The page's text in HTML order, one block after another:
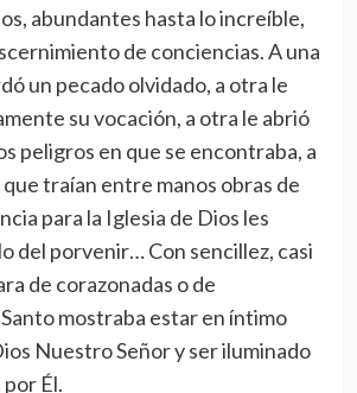
abundantes hasta lo increíble,
de conciencias. A una
un pecado olvidado, a otra le
su vocación, a otra le abrió
peligros en que se encontraba, a
traían entre manos obras de
para la Iglesia de Dios les
del porvenir… Con sencillez, casi
de corazonadas o de
mostraba estar en íntimo
Nuestro Señor y ser iluminado
Él.